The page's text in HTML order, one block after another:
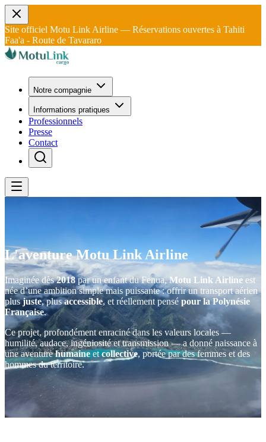
Site officiel Motu Link Airline — Réservations ouvertes à Tahiti
Faa'a - Route de Tavararo
Notre compagnie
Informations pratiques
Professionnels
Presse
Contact
L'aventureMotu LinkAirline
Imaginée dès2018par un enfant du Fenua,Motu Link Airline est
née d’une ambition simple mais puissante : offrir un transport aérien
plusjuste, plusaccessible, et réellement pensé pour la Polynésie
Française.
Ce projet, profondément enraciné dans les valeurs locales —
humilité, audace, ingéniosité et transmission — a donné naissance à
une aventurehumaineetcollective, portée par des femmes et des
hommes du territoire.